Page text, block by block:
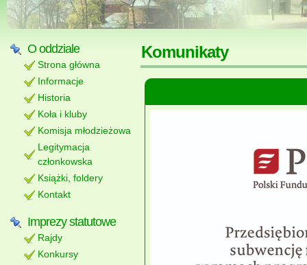
O oddziale
Strona główna
Informacje
Historia
Koła i kluby
Komisja młodzieżowa
Legitymacja
członkowska
Książki, foldery
Kontakt
Imprezy statutowe
Rajdy
Konkursy
Komunikaty